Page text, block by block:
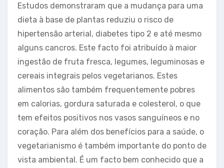
Estudos demonstraram que a mudança para uma
dieta à base de plantas reduziu o risco de
hipertensão arterial, diabetes tipo 2 e até mesmo
alguns cancros. Este facto foi atribuído à maior
ingestão de fruta fresca, legumes, leguminosas e
cereais integrais pelos vegetarianos. Estes
alimentos são também frequentemente pobres
em calorias, gordura saturada e colesterol, o que
tem efeitos positivos nos vasos sanguíneos e no
coração. Para além dos benefícios para a saúde, o
vegetarianismo é também importante do ponto de
vista ambiental. É um facto bem conhecido que a